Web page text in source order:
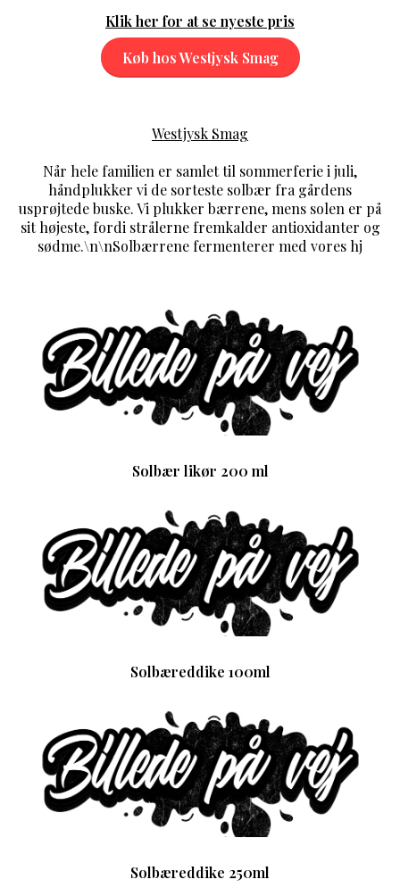
Klik her for at se nyeste pris
Køb hos Westjysk Smag
Westjysk Smag
Når hele familien er samlet til sommerferie i juli,
håndplukker vi de sorteste solbær fra gårdens
usprøjtede buske. Vi plukker bærrene, mens solen er på
sit højeste, fordi strålerne fremkalder antioxidanter og
sødme.\n\nSolbærrene fermenterer med vores hj
Solbær likør 200 ml
Solbæreddike 100ml
Solbæreddike 250ml